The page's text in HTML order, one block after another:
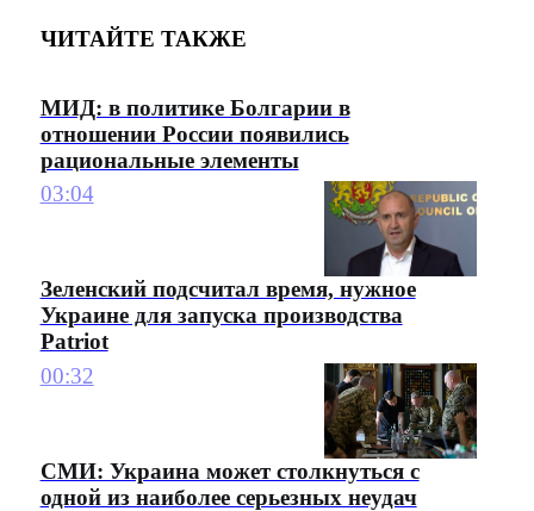
ЧИТАЙТЕ ТАКЖЕ
МИД: в политике Болгарии в
отношении России появились
рациональные элементы
03:04
Зеленский подсчитал время, нужное
Украине для запуска производства
Patriot
00:32
СМИ: Украина может столкнуться с
одной из наиболее серьезных неудач